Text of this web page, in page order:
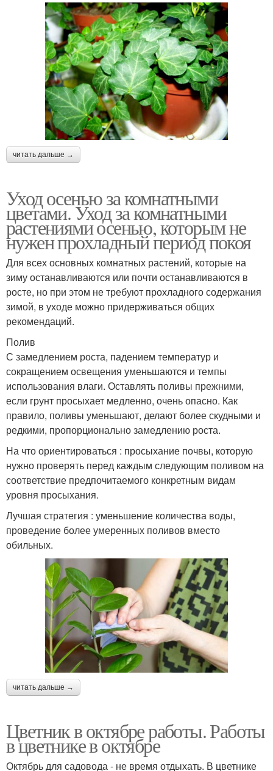
читать дальше →
Уход осенью за комнатными
цветами. Уход за комнатными
растениями осенью, которым не
нужен прохладный период покоя
Для всех основных комнатных растений, которые на
зиму останавливаются или почти останавливаются в
росте, но при этом не требуют прохладного содержания
зимой, в уходе можно придерживаться общих
рекомендаций.
Полив
С замедлением роста, падением температур и
сокращением освещения уменьшаются и темпы
использования влаги. Оставлять поливы прежними,
если грунт просыхает медленно, очень опасно. Как
правило, поливы уменьшают, делают более скудными и
редкими, пропорционально замедлению роста.
На что ориентироваться : просыхание почвы, которую
нужно проверять перед каждым следующим поливом на
соответствие предпочитаемого конкретным видам
уровня просыхания.
Лучшая стратегия : уменьшение количества воды,
проведение более умеренных поливов вместо
обильных.
читать дальше →
Цветник в октябре работы. Работы
в цветнике в октябре
Октябрь для садовода - не время отдыхать. В цветнике